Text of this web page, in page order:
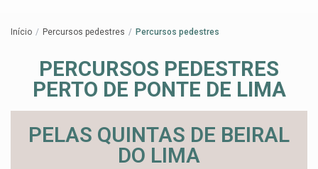
Início Percursos pedestres Percursos pedestres
PERCURSOS PEDESTRES
PERTO DE PONTE DE LIMA
PELAS QUINTAS DE BEIRAL
DO LIMA